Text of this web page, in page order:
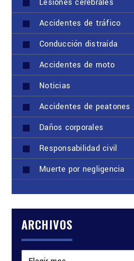
Accidentes de tráfico
Conducción distraída
Accidentes de moto
Noticias
Accidentes de peatones
Daños corporales
Responsabilidad civil
Muerte por negligencia
ARCHIVOS